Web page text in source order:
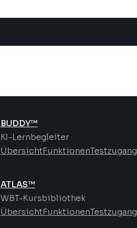
BUDDY™
KI-Lernbegleiter
ÜbersichtFunktionenTestzugang
ATLAS™
WBT-Kursbibliothek
ÜbersichtFunktionenTestzugang